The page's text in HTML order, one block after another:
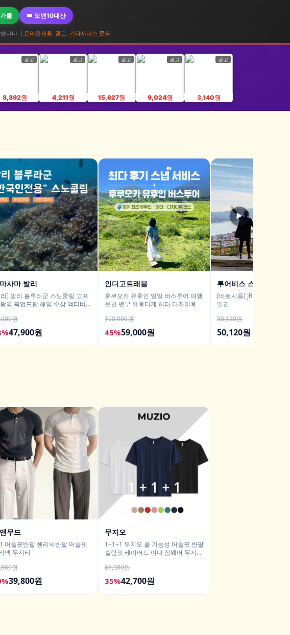
콜 👑 모밴10대산
니다. | 온라인제휴, 광고, 기타서비스 문의
광고
8,892원
광고
4,211원
광고
15,627원
광고
9,024원
광고
3,140원
사마 발리
] 발리 블루라군 스노쿨링 고프
영 픽업드랍 해양 수상 액티비
원
47,900원
인디고트래블
후쿠오카 유후인 일일 버스투어 여행
온천 벳부 유후다케 히타 다자이후
108,000원
45%59,000원
투어비스 스토어
[바로사용] JR 간사이 와이
일권
50,120원
50,120원
▶
무드
머슬핏반팔 헨리넥반팔 머슬핏
넥 무지티
원
39,800원
무지오
1+1+1 무지오 쿨 기능성 머슬핏 반팔
슬림핏 레이어드 이너 짐웨어 무지
66,000원
35%42,700원